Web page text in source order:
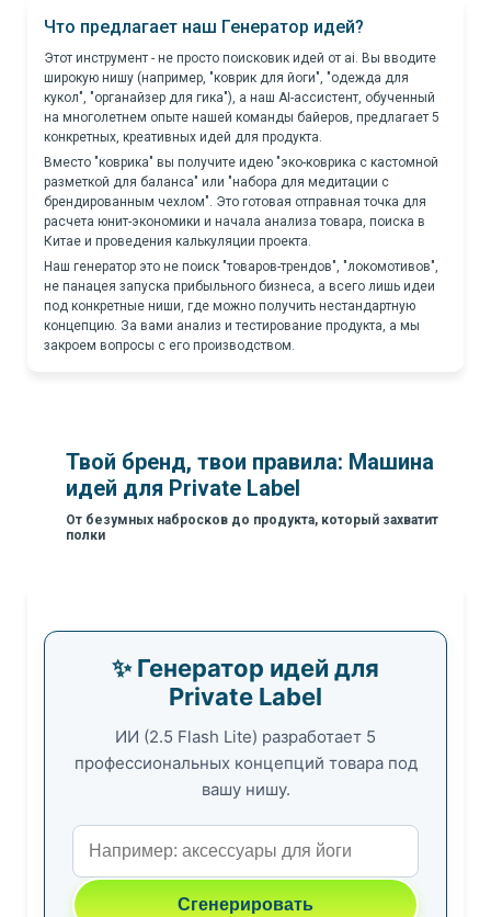
Что предлагает наш Генератор идей?
Этот инструмент - не просто поисковик идей от ai. Вы вводите
широкую нишу (например, "коврик для йоги", "одежда для
кукол", "органайзер для гика"), а наш AI-ассистент, обученный
на многолетнем опыте нашей команды байеров, предлагает 5
конкретных, креативных идей для продукта.
Вместо "коврика" вы получите идею "эко-коврика с кастомной
разметкой для баланса" или "набора для медитации с
брендированным чехлом". Это готовая отправная точка для
расчета юнит-экономики и начала анализа товара, поиска в
Китае и проведения калькуляции проекта.
Наш генератор это не поиск "товаров-трендов", "локомотивов",
не панацея запуска прибыльного бизнеса, а всего лишь идеи
под конкретные ниши, где можно получить нестандартную
концепцию. За вами анализ и тестирование продукта, а мы
закроем вопросы с его производством.
Твой бренд, твои правила: Машина
идей для Private Label
От безумных набросков до продукта, который захватит
полки
✨ Генератор идей для
Private Label
ИИ (2.5 Flash Lite) разработает 5
профессиональных концепций товара под
вашу нишу.
Сгенерировать